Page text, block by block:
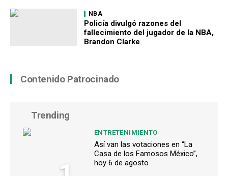
NBA
Policía divulgó razones del
fallecimiento del jugador de la NBA,
Brandon Clarke
Contenido Patrocinado
Trending
ENTRETENIMIENTO
Así van las votaciones en “La
Casa de los Famosos México”,
hoy 6 de agosto